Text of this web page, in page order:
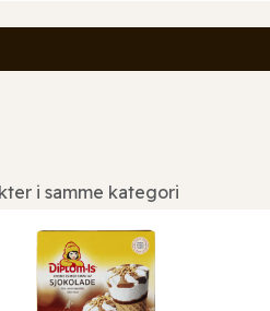
i samme kategori